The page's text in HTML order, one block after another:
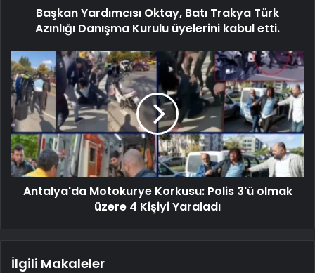
Başkan Yardımcısı Oktay, Batı Trakya Türk
Azınlığı Danışma Kurulu üyelerini kabul etti.
Antalya'da Motokurye Korkusu: Polis 3'ü olmak
üzere 4 Kişiyi Yaraladı
İlgili Makaleler